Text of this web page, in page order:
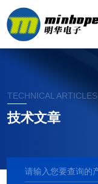
TECHNICAL ARTICLES
技术文章